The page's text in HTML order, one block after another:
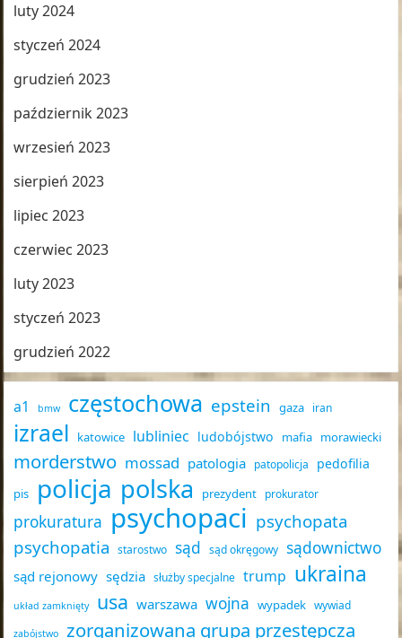
luty 2024
styczeń 2024
grudzień 2023
październik 2023
wrzesień 2023
sierpień 2023
lipiec 2023
czerwiec 2023
luty 2023
styczeń 2023
grudzień 2022
a1 bmw częstochowa epstein gaza iran
izrael katowice lubliniec ludobójstwo mafia morawiecki
morderstwo mossad patologia patopolicja pedofilia
pis policja polska prezydent prokurator
prokuratura psychopaci psychopata
psychopatia
starostwo sąd sąd okręgowy sądownictwo
sąd rejonowy sędzia służby specjalne trump ukraina
układ zamknięty usa warszawa wojna wypadek wywiad
zabójstwo zorganizowana grupa przestępcza